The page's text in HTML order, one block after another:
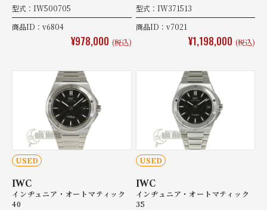
型式：IW500705
商品ID：v6804
¥978,000 (税込)
型式：IW371513
商品ID：v7021
¥1,198,000 (税込)
USED
IWC
インヂュニア・オートマティック
40
USED
IWC
インヂュニア・オートマティック
35